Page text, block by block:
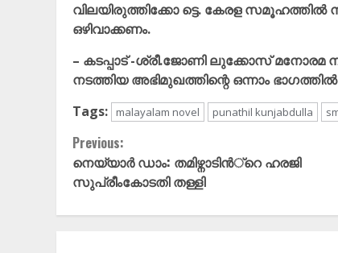
വിലയിരുത്തിക്കോ ട്ടെ. കേരള
ഒഴിവാക്കണം.
– കടപ്പാട് -ശ്രീ.ജോണി ലുക്കോസ്
നടത്തിയ അഭിമുഖത്തിന്റെ ഒന്നാം
Tags:
malayalam novel punathil kunjabdulla
Continue
Reading
Previous:
നെയ്യാര്‍ ഡാം: തമിഴ്നാടിന്‍്റെ ഹരജി
സുപ്രീംകോടതി തള്ളി